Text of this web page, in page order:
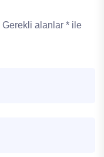
Gerekli alanlar * ile